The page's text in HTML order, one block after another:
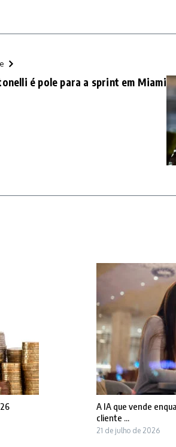
é pole para a sprint em Miami
A IA que vende
cliente ...
21 de julho de 2026